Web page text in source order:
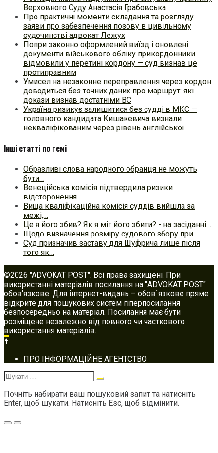
Верховного Суду Анастасія Грабовська
Про практичні моменти складання та розгляду
заяви про забезпечення позову в цивільному
судочинстві адвокат Лежух
Попри законно оформлений виїзд і оновлені
документи військового обліку прикордонники
відмовили у перетині кордону — суд визнав це
протиправним
Умисел на незаконне переправлення через кордон
доводиться без точних даних про маршрут: які
докази визнав достатніми ВС
Україна ризикує залишитися без судді в МКС —
головного кандидата Кишакевича визнали
некваліфікованим через рівень англійської
Інші статті по темі
Образливі слова народного обранця не можуть
бути…
Венеційська комісія підтвердила ризики
відсторонення…
Вища кваліфікаційна комісія суддів вийшла за
межі,…
Це я його збив? Як я міг його збити? - на засіданні…
Щодо визначення розміру судового збору при…
Суд призначив заставу для Шуфрича лише після
того як…
©2026 "ADVOKAT POST". Всі права захищені. При
використанні матеріалів посилання на "ADVOKAT POST"
обов'язкове. Для інтернет-видань – обов`язкове пряме
відкрите для пошукових систем гіперпосилання
безпосередньо на матеріал. Посилання має бути
розміщене незалежно від повного чи часткового
використання матеріалів.
Footer
navigation
ПРО ІНФОРМАЦІЙНЕ АГЕНТСТВО
Шукати:
Почніть набирати ваш пошуковий запит та натисніть
Enter, щоб шукати. Натисніть Esc, щоб відмінити.
Меню